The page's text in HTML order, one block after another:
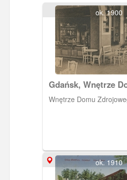
ok. 1900
Gdańsk, Wnętrze
Zdrojowego
Wnętrze Domu
ok. 1910